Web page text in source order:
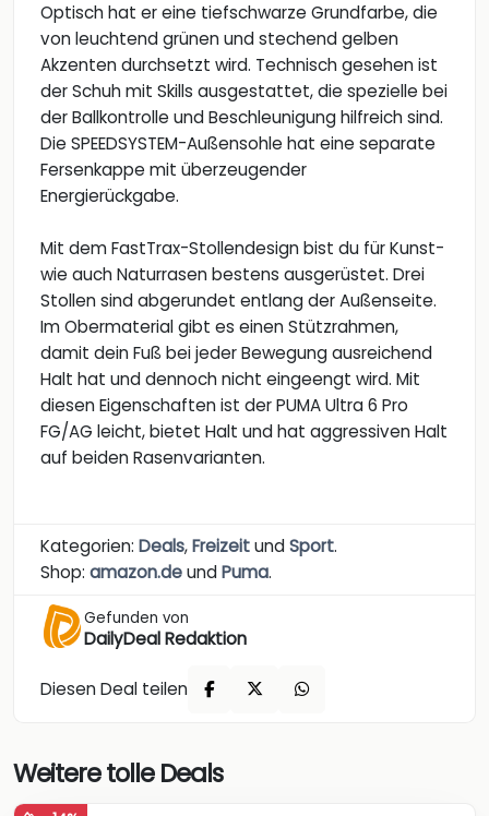
Optisch hat er eine tiefschwarze Grundfarbe, die
von leuchtend grünen und stechend gelben
Akzenten durchsetzt wird. Technisch gesehen ist
der Schuh mit Skills ausgestattet, die spezielle bei
der Ballkontrolle und Beschleunigung hilfreich sind.
Die SPEEDSYSTEM-Außensohle hat eine separate
Fersenkappe mit überzeugender
Energierückgabe.
Mit dem FastTrax-Stollendesign bist du für Kunst-
wie auch Naturrasen bestens ausgerüstet. Drei
Stollen sind abgerundet entlang der Außenseite.
Im Obermaterial gibt es einen Stützrahmen,
damit dein Fuß bei jeder Bewegung ausreichend
Halt hat und dennoch nicht eingeengt wird. Mit
diesen Eigenschaften ist der PUMA Ultra 6 Pro
FG/AG leicht, bietet Halt und hat aggressiven Halt
auf beiden Rasenvarianten.
Kategorien: Deals,FreizeitundSport.
Shop: amazon.deundPuma.
Gefunden von
DailyDeal Redaktion
Diesen Deal teilen
Weitere tolle Deals